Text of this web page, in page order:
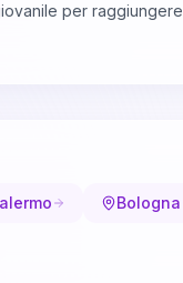
per raggiungere
Bologna